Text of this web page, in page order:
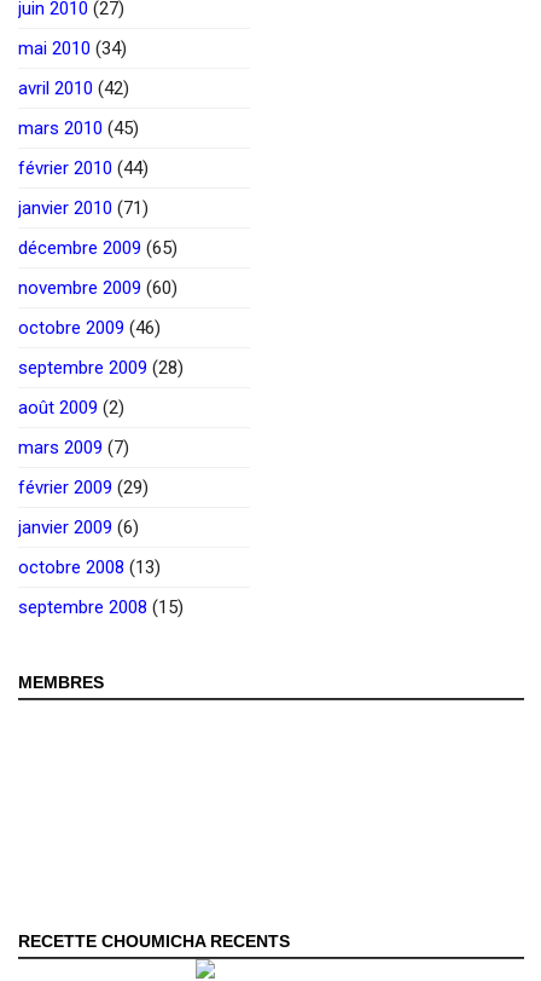
juin 2010 (27)
mai 2010 (34)
avril 2010 (42)
mars 2010 (45)
février 2010 (44)
janvier 2010 (71)
décembre 2009 (65)
novembre 2009 (60)
octobre 2009 (46)
septembre 2009 (28)
août 2009 (2)
mars 2009 (7)
février 2009 (29)
janvier 2009 (6)
octobre 2008 (13)
septembre 2008 (15)
MEMBRES
RECETTE CHOUMICHA RECENTS